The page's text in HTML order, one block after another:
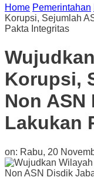
Home Pemerintahan
Korupsi, Sejumlah
Pakta Integritas
Korupsi,
Non
Lakukan
on: Rabu, 20